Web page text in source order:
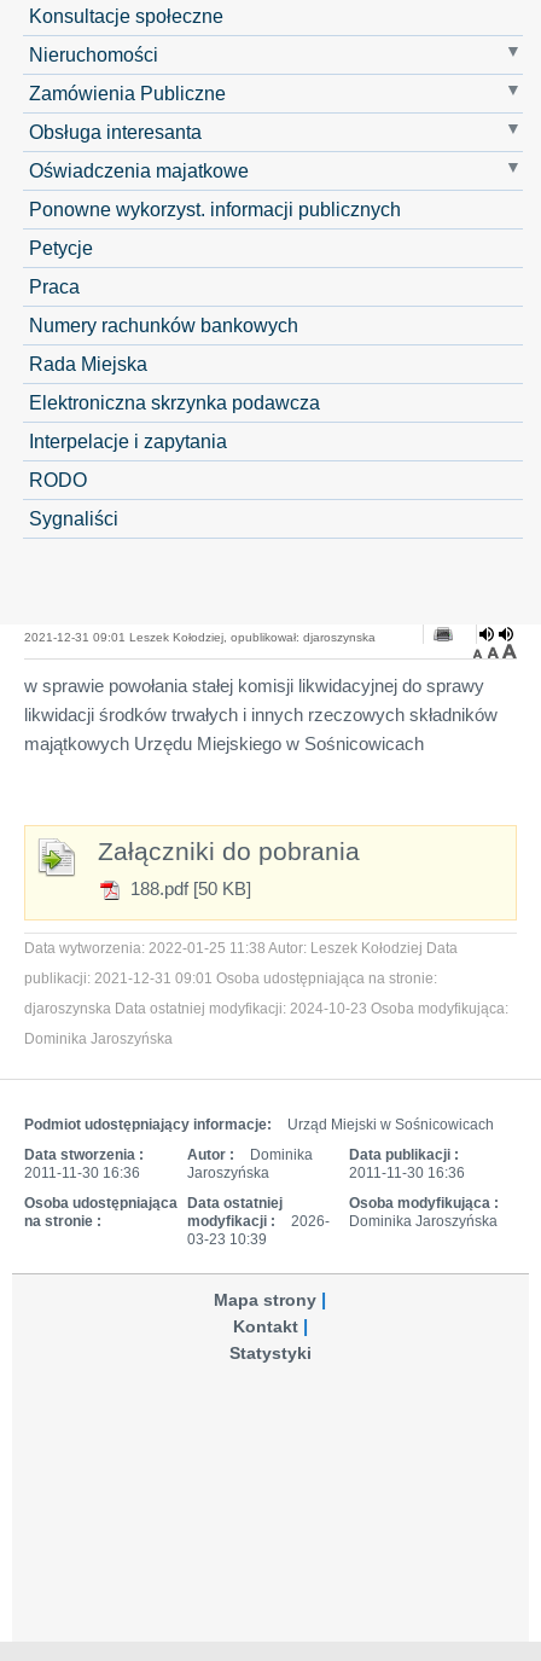
Konsultacje społeczne
Nieruchomości
Zamówienia Publiczne
Obsługa interesanta
Oświadczenia majatkowe
Ponowne wykorzyst. informacji publicznych
Petycje
Praca
Numery rachunków bankowych
Rada Miejska
Elektroniczna skrzynka podawcza
Interpelacje i zapytania
RODO
Sygnaliści
2021-12-31 09:01 Leszek Kołodziej, opublikował: djaroszynska
w sprawie powołania stałej komisji likwidacyjnej do sprawy
likwidacji środków trwałych i innych rzeczowych składników
majątkowych Urzędu Miejskiego w Sośnicowicach
Załączniki do pobrania
188.pdf [50 KB]
Data wytworzenia: 2022-01-25 11:38 Autor: Leszek Kołodziej Data
publikacji: 2021-12-31 09:01 Osoba udostępniająca na stronie:
djaroszynska Data ostatniej modyfikacji: 2024-10-23 Osoba modyfikująca:
Dominika Jaroszyńska
Podmiot udostępniający informacje:
Urząd Miejski w Sośnicowicach
Data stworzenia :
2011-11-30 16:36
Autor :
Dominika
Jaroszyńska
Data publikacji :
2011-11-30 16:36
Osoba udostępniająca
na stronie :
Data ostatniej
modyfikacji :
2026-
03-23 10:39
Osoba modyfikująca :
Dominika Jaroszyńska
Mapa strony
Kontakt
Statystyki